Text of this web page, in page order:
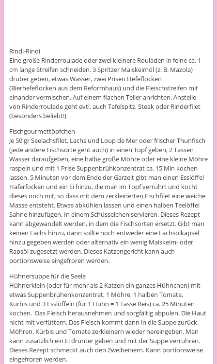
Rindi-Rindi
Eine große Rinderroulade oder zwei kleinere Rouladen in feine ca. 1
cm lange Streifen schneiden. 3 Spritzer Maiskeimöl (z. B. Mazola)
drüber geben, etwas Wasser, zwei Prisen Hefeflocken
(Bierhefeflocken aus dem Reformhaus) und die Fleischstreifen mit
einander vermischen. Auf einem flachen Teller anrichten. Anstelle
von Rinderroulade geht evtl. auch Tafelspitz, Steak oder Rinderfilet
(besonders beliebt!)
Fischgourmettöpfchen
Je 50 gr Seelachsfilet, Lachs und Loup de Mer oder frischer Thunfisch
(jede andere Fischsorte geht auch) in einen Topf geben, 2 Tassen
Wasser daraufgeben, eine halbe große Möhre oder eine kleine Möhre
raspeln und mit 1 Prise Suppenbrühkonzentrat ca. 15 Min kochen
lassen. 5 Minuten vor dem Ende der Garzeit gibt man einen Esslöffel
Haferfocken und ein Ei hinzu, die man im Topf verrührt und kocht
dieses noch mit, so dass mit dem zerkleinerten Fischfilet eine weiche
Masse entsteht. Etwas abkühlen lassen und einen halben Teelöffel
Sahne hinzufügen. In einem Schüsselchen servieren. Dieses Rezept
kann abgewandelt werden, in dem die Fischsorten ersetzt. Gibt man
keinen Lachs hinzu, dann sollte noch entweder eine Lachsölkapsel
hinzu gegeben werden oder alternativ ein wenig Maiskeim- oder
Rapsöl zugesetzt werden. Dieses Katzengericht kann auch
portionsweise eingefroren werden.
Hühnersuppe für die Seele
Hühnerklein (oder für mehr als 2 Katzen ein ganzes Hühnchen) mit
etwas Suppenbrühenkonzentrat, 1 Möhre, 1 halben Tomate,
Kürbis und 3 Esslöffeln (für 1 Huhn = 1 Tasse Reis) ca. 25 Minuten
kochen. Das Fleisch herausnehmen und sorgfältig abpulen. Die Haut
nicht mit verfüttern. Das Fleisch kommt dann in die Suppe zurück.
Möhren, Kürbis und Tomate zerkleinern wieder hereingeben. Man
kann zusätzlich ein Ei drunter geben und mit der Suppe verrühren.
Dieses Rezept schmeckt auch den Zweibeinern. Kann portionsweise
eingefroren werden.